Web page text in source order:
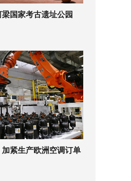
国家考古遗址公园
加紧生产欧洲空调订单